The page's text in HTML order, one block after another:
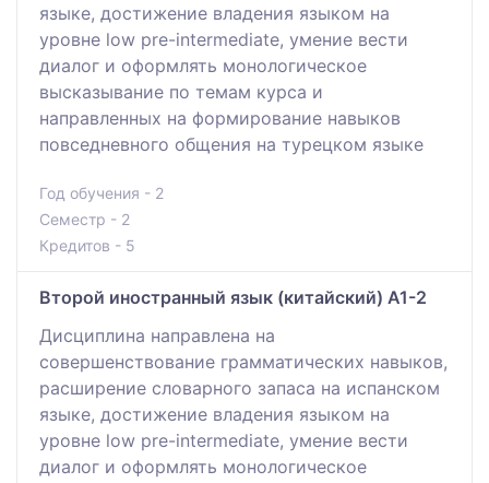
языке, достижение владения языком на
уровне low pre-intermediate, умение вести
диалог и оформлять монологическое
высказывание по темам курса и
направленных на формирование навыков
повседневного общения на турецком языке
Год обучения - 2
Семестр - 2
Кредитов - 5
Второй иностранный язык (китайский) A1-2
Дисциплина направлена на
совершенствование грамматических навыков,
расширение словарного запаса на испанском
языке, достижение владения языком на
уровне low pre-intermediate, умение вести
диалог и оформлять монологическое